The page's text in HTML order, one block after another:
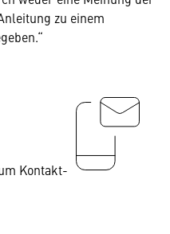
zu einem
Kontakt-